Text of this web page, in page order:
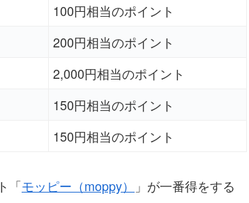
100円相当のポイント
200円相当のポイント
2,000円相当のポイント
150円相当のポイント
150円相当のポイント
「モッピー（moppy）
」が一番得をする